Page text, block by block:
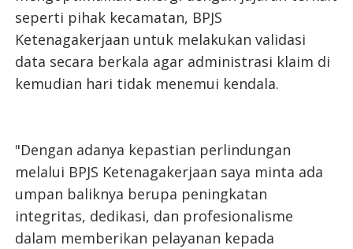
seperti pihak kecamatan, BPJS
Ketenagakerjaan untuk melakukan validasi
data secara berkala agar administrasi klaim di
kemudian hari tidak menemui kendala.
"Dengan adanya kepastian perlindungan
melalui BPJS Ketenagakerjaan saya minta ada
umpan baliknya berupa peningkatan
integritas, dedikasi, dan profesionalisme
dalam memberikan pelayanan kepada